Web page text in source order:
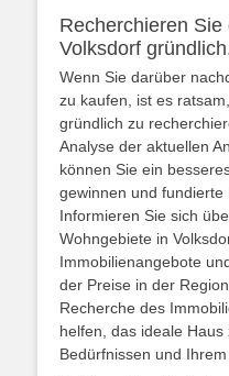
Recherchieren
Volksdorf
Wenn Sie darüber
zu kaufen, ist es
gründlich zu
Analyse der aktuellen
können Sie ein
gewinnen und fundierte
Informieren Sie sich
Wohngebiete in
Immobilienangebote
der Preise in der
Recherche des
helfen, das ideale
Bedürfnissen und